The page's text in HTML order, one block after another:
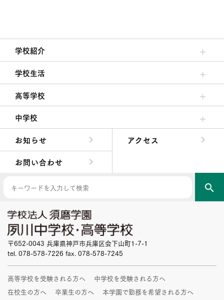
学校紹介
理事長/学園長メッセージ
安心して任せられる学校
沿革
施設・設備
大学合格実績
学校生活
クラブ活動・生徒会活動
夙川ブログ
制服紹介
夙川カレンダー
高等学校
高校校長からの挨拶
高校の教育方針／特色
特進コース／進学コース
年間行事
先輩たちの声・生徒たちの声
中学校
中学校長からの挨拶
中学校の教育方針／特色
Aコース／Bコース
年間行事
先輩たちの声・生徒たちの声
お知らせ
アクセス
お問い合わせ
search
〒652-0043 兵庫県神戸市兵庫区会下山町1-7-1
tel. 078-578-7226 fax. 078-578-7245
高等学校を受験される方へ
中学校を受験される方へ
在校生の方へ
卒業生の方へ 本学園で勤務を希望される方へ